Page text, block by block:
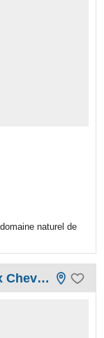
naturel de
Chambres d'hôtes La Ferme aux Chevaux